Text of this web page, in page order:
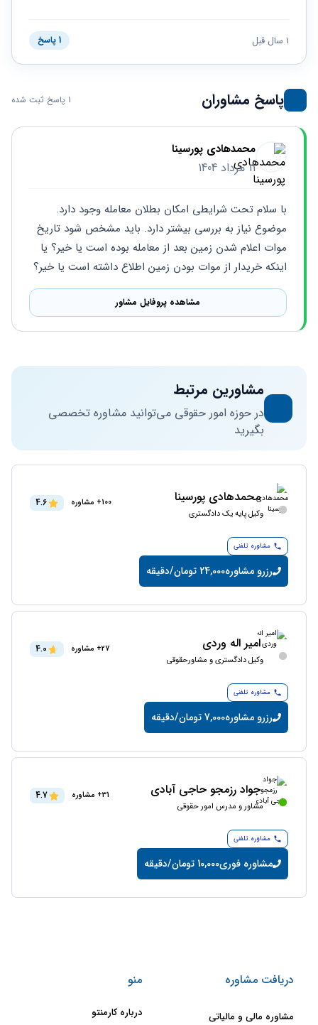
حقوقی
خانواده
حقوقی
کسب
بهینه
سایت
1 سال قبل 1 پاسخ
پاسخ مشاوران 1 پاسخ ثبت شده
محمدهادی پورسینا
11 مرداد 1404
اینکه خریدار از موات بودن زمین اطلاع داشته است یا خیر؟
مشاهده پروفایل مشاور
مشاورین مرتبط
در حوزه امور حقوقی می‌توانید مشاوره تخصصی
بگیرید
محمدهادی پورسینا
وکیل پایه یک دادگستری
100+ مشاوره 4.6
مشاوره تلفنی
رزرو مشاوره24,000 تومان/دقیقه
امیر اله وردی
وکیل دادگستری و مشاورحقوقی
27+ مشاوره 4.0
مشاوره تلفنی
رزرو مشاوره7,000 تومان/دقیقه
جواد رزمجو حاجی آبادی
مشاور و مدرس امور حقوقی
31+ مشاوره 4.7
مشاوره تلفنی
مشاوره فوری10,000 تومان/دقیقه
دریافت مشاوره
مشاوره مالی و مالیاتی
منو
درباره کارمنتو